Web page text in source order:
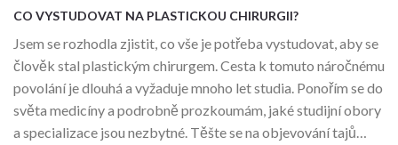
CO VYSTUDOVAT NA PLASTICKOU CHIRURGII?
Jsem se rozhodla zjistit, co vše je potřeba vystudovat, aby se
člověk stal plastickým chirurgem. Cesta k tomuto náročnému
povolání je dlouhá a vyžaduje mnoho let studia. Ponořím se do
světa medicíny a podrobně prozkoumám, jaké studijní obory
a specializace jsou nezbytné. Těšte se na objevování tajů